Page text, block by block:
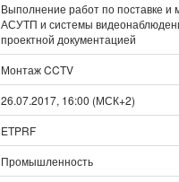
Выполнение работ по поставке и
АСУТП и системы
проектной документацией
Монтаж CCTV
26.07.2017, 16:00 (МСК+2)
ETPRF
Промышленность